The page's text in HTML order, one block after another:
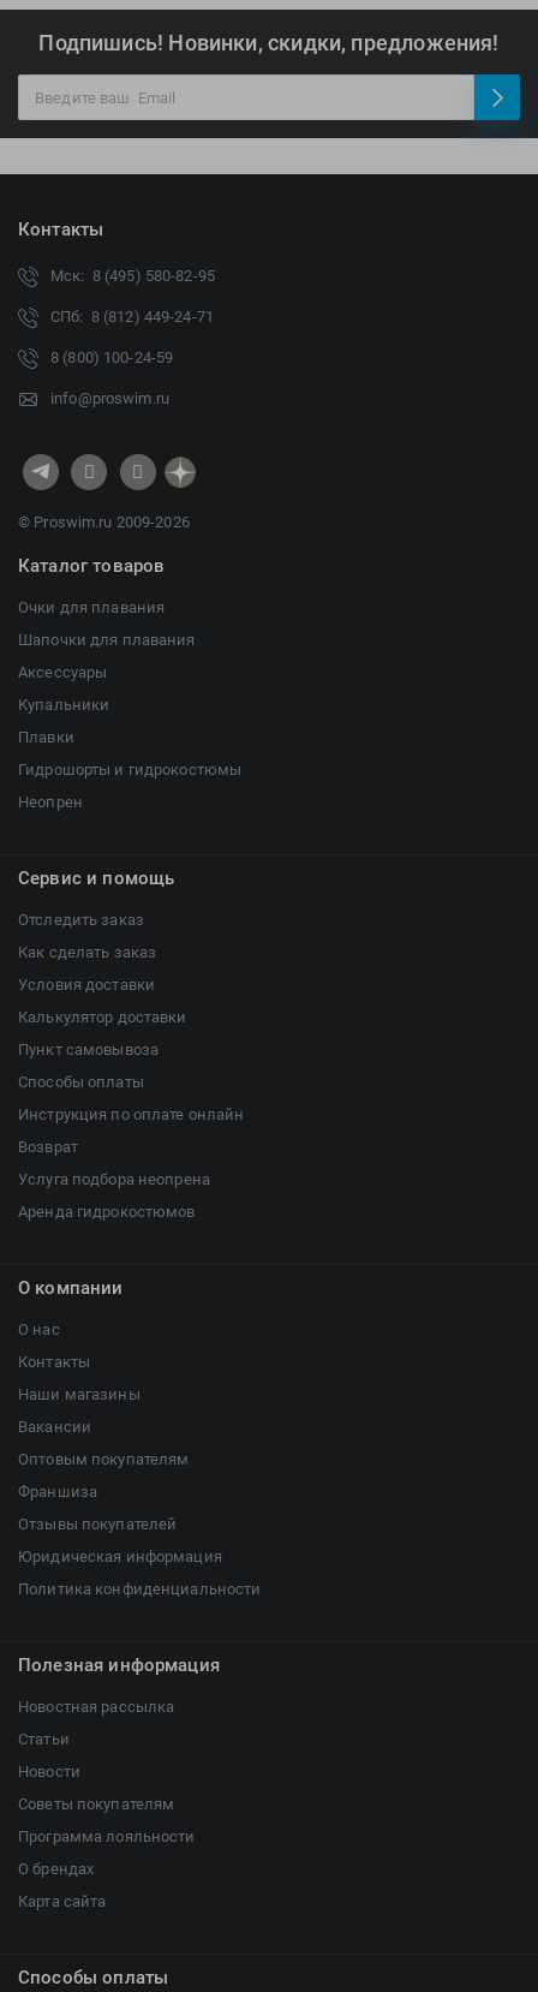
Подпишись! Новинки, скидки, предложения!
Контакты
Мск: 8 (495) 580-82-95
СПб: 8 (812) 449-24-71
8 (800) 100-24-59
info@proswim.ru
© Proswim.ru 2009-2026
Каталог товаров
Очки для плавания
Шапочки для плавания
Аксессуары
Купальники
Плавки
Гидрошорты и гидрокостюмы
Неопрен
Сервис и помощь
Отследить заказ
Как сделать заказ
Условия доставки
Калькулятор доставки
Пункт самовывоза
Способы оплаты
Инструкция по оплате онлайн
Возврат
Услуга подбора неопрена
Аренда гидрокостюмов
О компании
О нас
Контакты
Наши магазины
Вакансии
Оптовым покупателям
Франшиза
Отзывы покупателей
Юридическая информация
Политика конфиденциальности
Полезная информация
Новостная рассылка
Статьи
Новости
Советы покупателям
Программа лояльности
О брендах
Карта сайта
Способы оплаты